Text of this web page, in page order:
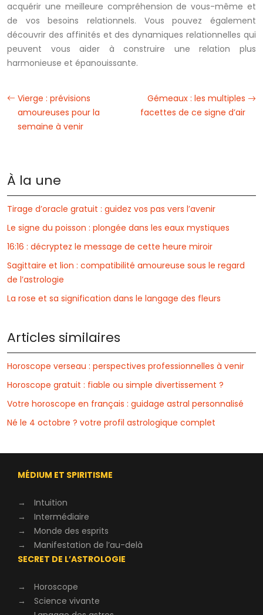
acquérir une meilleure compréhension de vous-même et
de vos besoins relationnels. Vous pouvez également
découvrir des affinités et des dynamiques relationnelles qui
peuvent vous aider à construire une relation plus
harmonieuse et épanouissante.
Vierge : prévisions
amoureuses pour la
semaine à venir
Gémeaux : les multiples
facettes de ce signe d’air
À la une
Tirage d’oracle gratuit : guidez vos pas vers l’avenir
Le signe du poisson : plongée dans les eaux mystiques
16:16 : décryptez le message de cette heure miroir
Sagittaire et lion : compatibilité amoureuse sous le regard
de l’astrologie
La rose et sa signification dans le langage des fleurs
Articles similaires
Horoscope verseau : perspectives professionnelles à venir
Horoscope gratuit : fiable ou simple divertissement ?
Votre horoscope en français : guidage astral personnalisé
Né le 4 octobre ? votre profil astrologique complet
MÉDIUM ET SPIRITISME
→
Intuition
→
Intermédiaire
→
Monde des esprits
→
Manifestation de l’au-delà
SECRET DE L’ASTROLOGIE
→
Horoscope
→
Science vivante